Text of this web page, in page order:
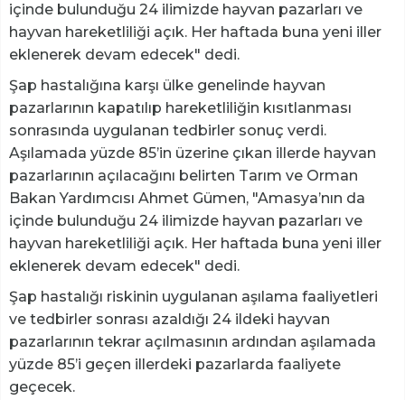
içinde bulunduğu 24 ilimizde hayvan pazarları ve
hayvan hareketliliği açık. Her haftada buna yeni iller
eklenerek devam edecek" dedi.
Şap hastalığına karşı ülke genelinde hayvan
pazarlarının kapatılıp hareketliliğin kısıtlanması
sonrasında uygulanan tedbirler sonuç verdi.
Aşılamada yüzde 85’in üzerine çıkan illerde hayvan
pazarlarının açılacağını belirten Tarım ve Orman
Bakan Yardımcısı Ahmet Gümen, "Amasya’nın da
içinde bulunduğu 24 ilimizde hayvan pazarları ve
hayvan hareketliliği açık. Her haftada buna yeni iller
eklenerek devam edecek" dedi.
Şap hastalığı riskinin uygulanan aşılama faaliyetleri
ve tedbirler sonrası azaldığı 24 ildeki hayvan
pazarlarının tekrar açılmasının ardından aşılamada
yüzde 85’i geçen illerdeki pazarlarda faaliyete
geçecek.